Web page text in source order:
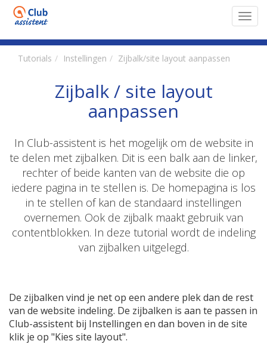
Tutorials Instellingen Zijbalk/site layout aanpassen
Zijbalk / site layout
aanpassen
In Club-assistent is het mogelijk om de website in
te delen met zijbalken. Dit is een balk aan de linker,
rechter of beide kanten van de website die op
iedere pagina in te stellen is. De homepagina is los
in te stellen of kan de standaard instellingen
overnemen. Ook de zijbalk maakt gebruik van
contentblokken. In deze tutorial wordt de indeling
van zijbalken uitgelegd.
De zijbalken vind je net op een andere plek dan de rest
van de website indeling. De zijbalken is aan te passen in
Club-assistent bij Instellingen en dan boven in de site
klik je op "Kies site layout".